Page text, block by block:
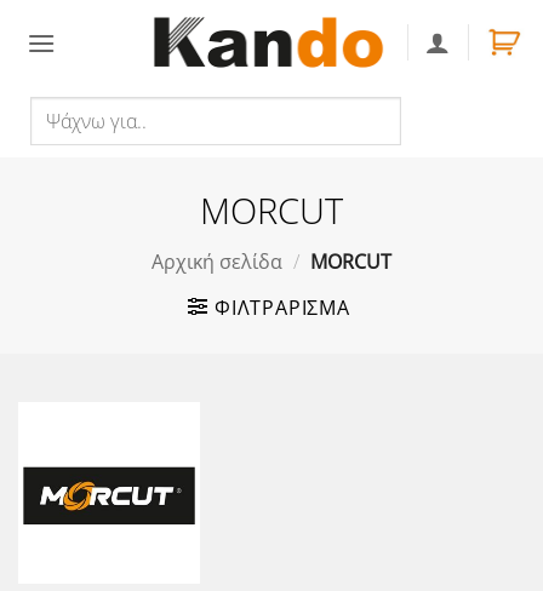
για..
MORCUT
Αρχική σελίδα / MORCUT
ΦΙΛΤΡΆΡΙΣΜΑ